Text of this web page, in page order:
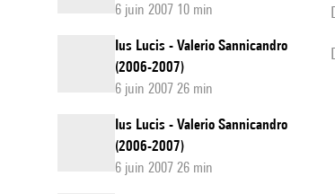
6 juin 2007 10 min
Ius Lucis - Valerio Sannicandro
(2006-2007)
6 juin 2007 26 min
Ius Lucis - Valerio Sannicandro
(2006-2007)
6 juin 2007 26 min